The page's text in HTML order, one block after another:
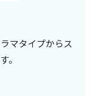
マタイプからス
。